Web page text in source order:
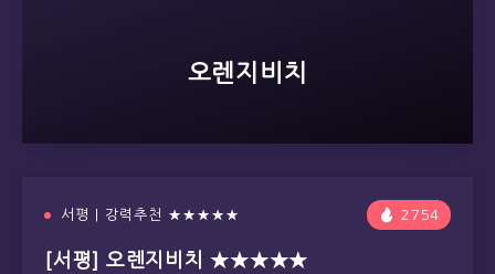
오렌지비치
서평 | 강력추천 ★★★★★ 2754
[서평] 오렌지비치 ★★★★★